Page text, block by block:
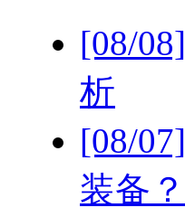
[08/08]
析
[08/07]
装备？